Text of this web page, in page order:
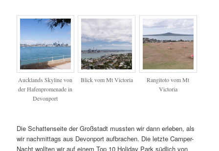
Aucklands Skyline von
der Hafenpromenade in
Devonport
Blick vom Mt Victoria
Rangitoto vom Mt
Victoria
Die Schattenseite der Großstadt mussten wir dann erleben, als
wir nachmittags aus Devonport aufbrachen. Die letzte Camper-
Nacht wollten wir auf einem Top 10 Holiday Park südlich von